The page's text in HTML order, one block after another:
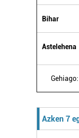
Bihar
Astelehena
Gehiago:
Azken 7